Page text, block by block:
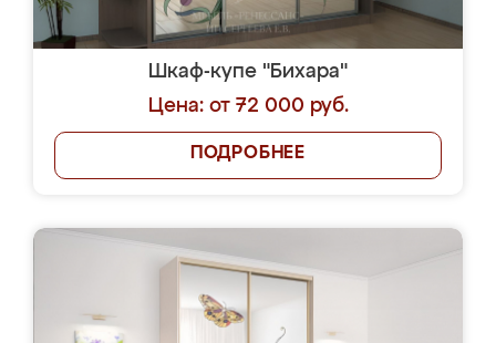
Шкаф-купе "Бихара"
Цена: от 72 000 руб.
ПОДРОБНЕЕ